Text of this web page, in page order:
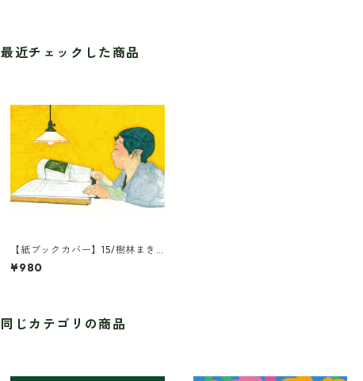
最近チェックした商品
【紙ブックカバー】15/樹林まき
らむ/まったき動物園・小鬼
¥980
同じカテゴリの商品